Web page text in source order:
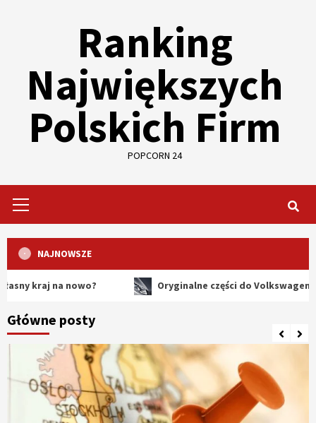
Ranking
Największych
Polskich Firm
POPCORN 24
Menu
NAJNOWSZE
na nowo? Oryginalne części do Volkswagena –
Główne posty